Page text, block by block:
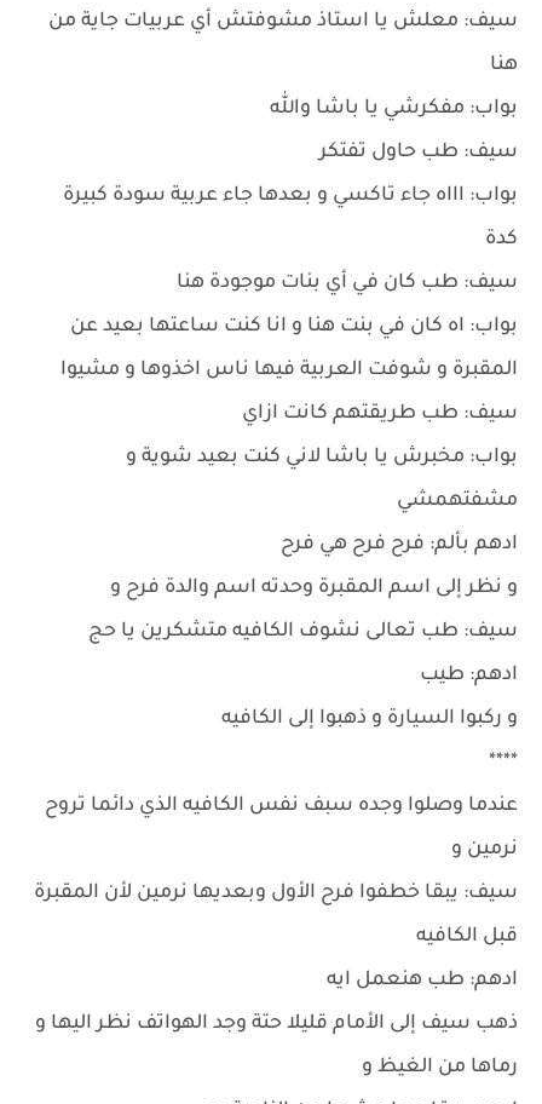
سيف: معلش يا استاذ مشوفتش أي عربيات جاية من
هنا
بواب: مفكرشي يا باشا والله
سيف: طب حاول تفتكر
بواب: اااه جاء تاكسي و بعدها جاء عربية سودة كبيرة
كدة
سيف: طب كان في أي بنات موجودة هنا
بواب: اه كان في بنت هنا و انا كنت ساعتها بعيد عن
المقبرة و شوفت العربية فيها ناس اخذوها و مشيوا
سيف: طب طريقتهم كانت ازاي
بواب: مخبرش يا باشا لاني كنت بعيد شوية و
مشفتهمشي
ادهم بألم: فرح فرح هي فرح
و نظر إلى اسم المقبرة وحدته اسم والدة فرح و
سيف: طب تعالى نشوف الكافيه متشكرين يا حج
ادهم: طيب
و ركبوا السيارة و ذهبوا إلى الكافيه
****
عندما وصلوا وجده سبف نفس الكافيه الذي دائما تروح
نرمين و
سيف: يبقا خطفوا فرح الأول وبعديها نرمين لأن المقبرة
قبل الكافيه
ادهم: طب هنعمل ايه
ذهب سيف إلى الأمام قليلا حتة وجد الهواتف نظر اليها و
رماها من الغيظ و